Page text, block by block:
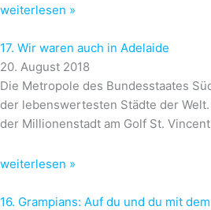
weiterlesen »
17. Wir waren auch in Adelaide
20. August 2018
Die Metropole des Bundesstaates
der lebenswertesten Städte der
der Millionenstadt am Golf St.
weiterlesen »
16. Grampians: Auf du und du mit